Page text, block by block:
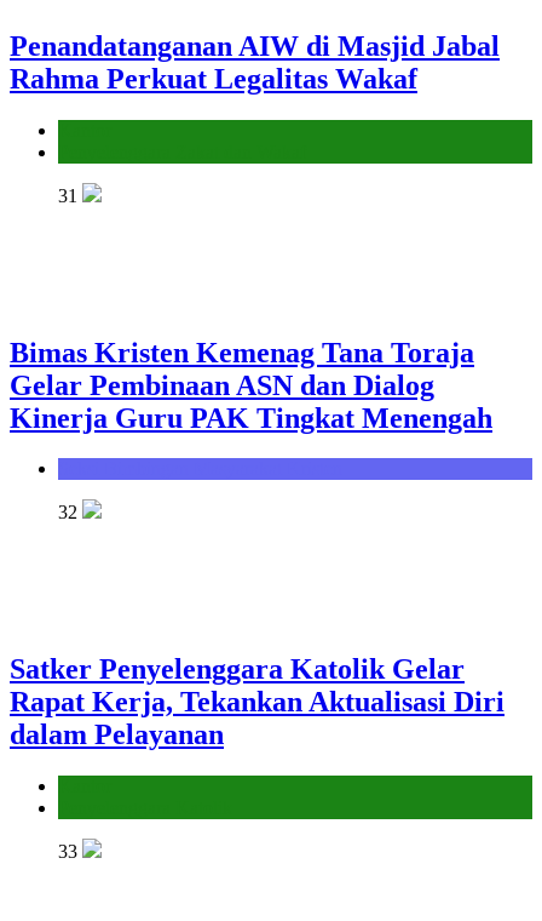
Penandatanganan AIW di Masjid Jabal
Rahma Perkuat Legalitas Wakaf
31
Bimas Kristen Kemenag Tana Toraja
Gelar Pembinaan ASN dan Dialog
Kinerja Guru PAK Tingkat Menengah
32
Satker Penyelenggara Katolik Gelar
Rapat Kerja, Tekankan Aktualisasi Diri
dalam Pelayanan
33